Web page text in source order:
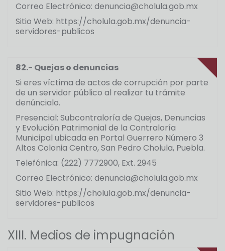
Correo Electrónico: denuncia@cholula.gob.mx
Sitio Web: https://cholula.gob.mx/denuncia-
servidores-publicos
82.- Quejas o denuncias
Si eres víctima de actos de corrupción por parte
de un servidor público al realizar tu trámite
denúncialo.
Presencial: Subcontraloría de Quejas, Denuncias
y Evolución Patrimonial de la Contraloría
Municipal ubicada en Portal Guerrero Número 3
Altos Colonia Centro, San Pedro Cholula, Puebla.
Telefónica: (222) 7772900, Ext. 2945
Correo Electrónico: denuncia@cholula.gob.mx
Sitio Web: https://cholula.gob.mx/denuncia-
servidores-publicos
XIII. Medios de impugnación